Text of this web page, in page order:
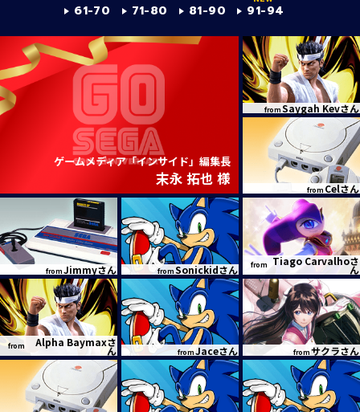
61-70
71-80 81-90 91-94
ゲームメディア「インサイド」編集長
末永 拓也 様
fromSaygah Kevさん
from Celさん
fromJimmyさん fromSonickidさん from Tiago Carvalhoさ
ん
from Alpha Baymaxさ
ん fromJaceさん fromサクラさん